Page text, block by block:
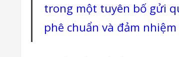
trong một tuyên bố gửi
phê chuẩn và đảm